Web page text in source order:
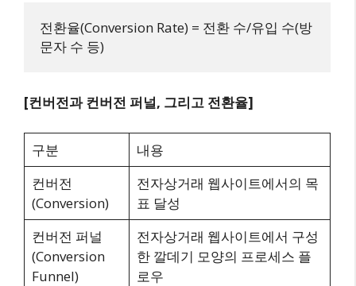
전환율(Conversion Rate) = 전환 수/유입 수(방
[컨버전과 컨버전 퍼널, 그리고 전환율]
구분
내용
컨버전
(Conversion)
전자상거래 웹사이트에서의 목
표 달성
컨버전 퍼널
(Conversion
Funnel)
전자상거래 웹사이트에서 구성
한 깔데기 모양의 프로세스 플
로우